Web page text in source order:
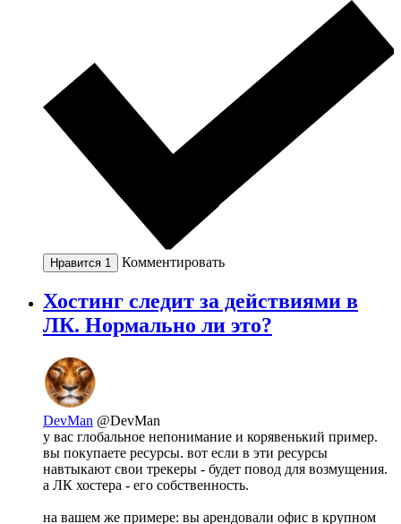
Нравится 1 Комментировать
Хостинг следит за действиями в
ЛК. Нормально ли это?
DevMan @DevMan
у вас глобальное непонимание и корявенький пример.
вы покупаете ресурсы. вот если в эти ресурсы
навтыкают свои трекеры - будет повод для возмущения.
а ЛК хостера - его собственность.
на вашем же примере: вы арендовали офис в крупном